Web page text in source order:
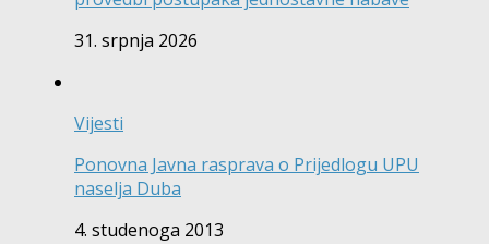
31. srpnja 2026
Vijesti
Ponovna Javna rasprava o Prijedlogu UPU
naselja Duba
4. studenoga 2013